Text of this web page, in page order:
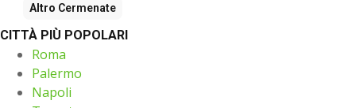
Altro Cermenate
CITTÀ PIÙ POPOLARI
Roma
Palermo
Napoli